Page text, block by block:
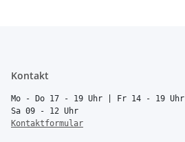
Kontakt
Mo - Do 17 - 19 Uhr | Fr 14 - 19 Uhr
Sa 09 - 12 Uhr
Kontaktformular